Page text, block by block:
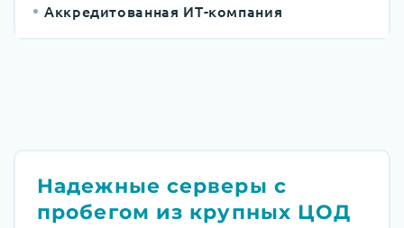
Аккредитованная ИТ-компания
Надежные серверы с
пробегом из крупных ЦОД